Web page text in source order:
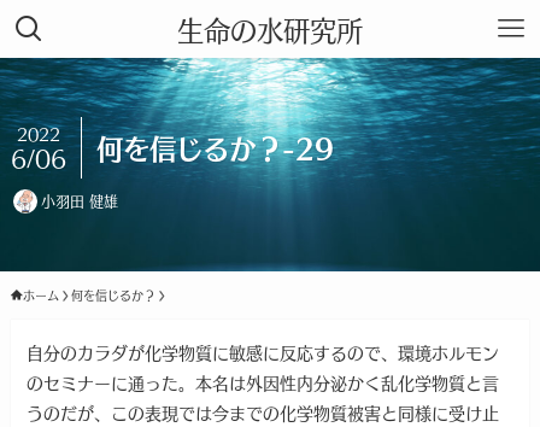
生命の水研究所
何を信じるか？-29
2022
6/06
小羽田 健雄
ホーム 何を信じるか？
自分のカラダが化学物質に敏感に反応するので、環境ホルモン
のセミナーに通った。本名は外因性内分泌かく乱化学物質と言
うのだが、この表現では今までの化学物質被害と同様に受け止